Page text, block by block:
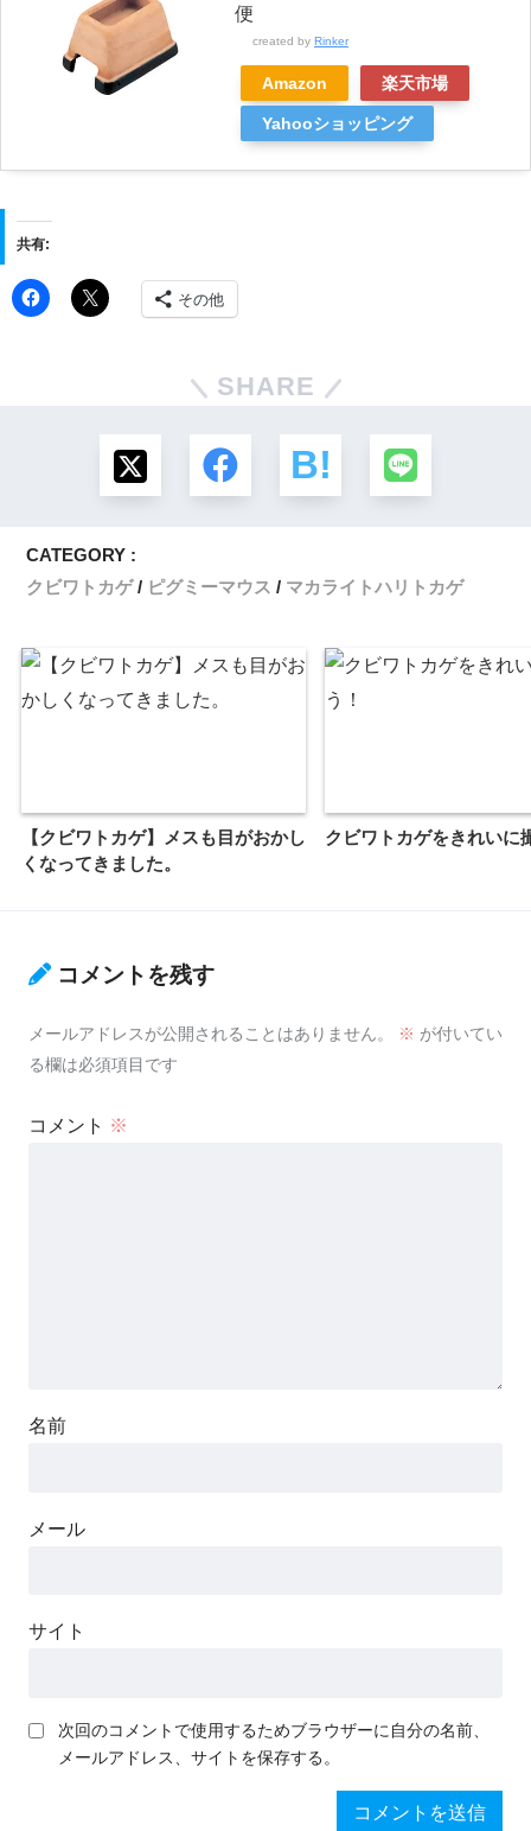
便
created by Rinker
Amazon 楽天市場
Yahooショッピング
共有:
その他
SHARE
CATEGORY :
クビワトカゲ
ピグミーマウス マカライトハリトカゲ
【クビワトカゲ】メスも目がおかし
くなってきました。
クビワトカゲをきれいに
コメントを残す
メールアドレスが公開されることはありません。 ※ が付いてい
る欄は必須項目です
コメント ※
名前
メール
サイト
次回のコメントで使用するためブラウザーに自分の名前、
メールアドレス、サイトを保存する。